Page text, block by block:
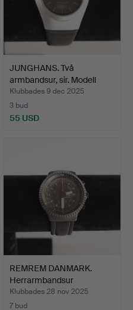
JUNGHANS. Två
armbandsur, sir. Modell
Jung…
Klubbades 9 dec 2025
3 bud
55 USD
REMREM DANMARK.
Herrarmbandsur
Chronograph.
Klubbades 28 nov 2025
7 bud